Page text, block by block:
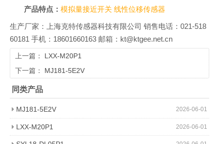
产品特点：模拟量接近开关线性位移传感器
生产厂家：上海克特传感器科技有限公司 销售电话：021-518
60181 手机：18601660163 邮箱：kt@ktgee.net.cn
上一篇： LXX-M20P1
下一篇： MJ181-5E2V
同类产品
2026-06-01
MJ181-5E2V
2026-06-01
LXX-M20P1